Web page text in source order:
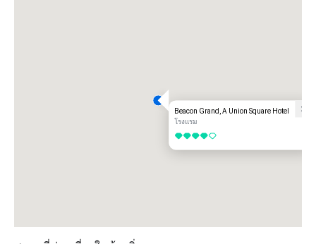
    *  Take Hwy 101 South to San Francisco
    * Take Lombard Street (Hwy 101) to Van Ness Avenue
Beacon Grand, A Union Square Hotel
โรงแรม
4 จาก 5